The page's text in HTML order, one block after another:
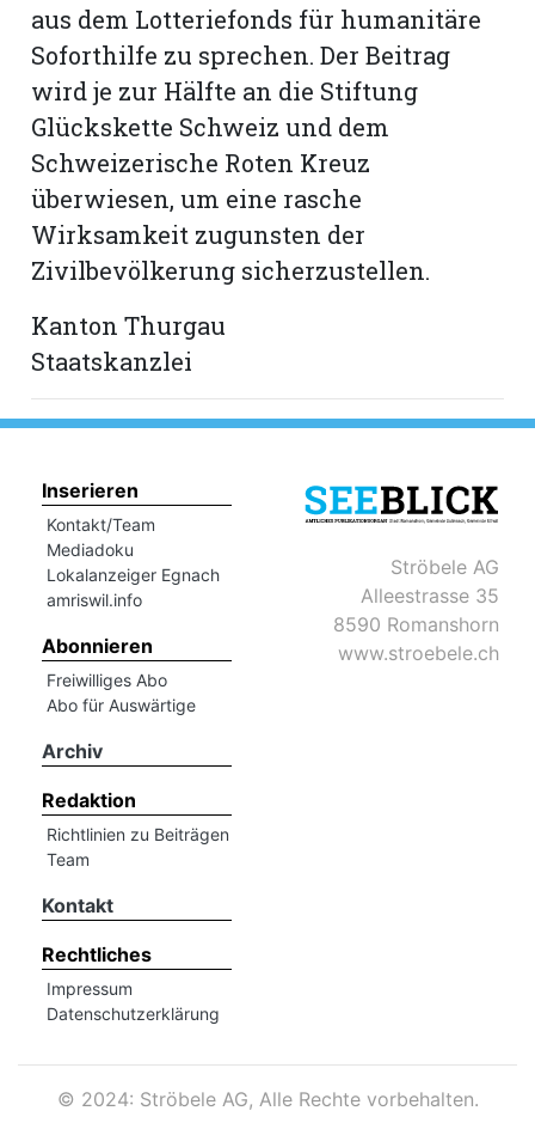
aus dem Lotteriefonds für humanitäre
Soforthilfe zu sprechen. Der Beitrag
wird je zur Hälfte an die Stiftung
Glückskette Schweiz und dem
Schweizerische Roten Kreuz
überwiesen, um eine rasche
Wirksamkeit zugunsten der
Zivilbevölkerung sicherzustellen.
Kanton Thurgau
Staatskanzlei
Inserieren
Kontakt/Team
Mediadoku
Lokalanzeiger Egnach
amriswil.info
Abonnieren
Freiwilliges Abo
Abo für Auswärtige
Archiv
Redaktion
Richtlinien zu Beiträgen
Team
Kontakt
Rechtliches
Impressum
Datenschutzerklärung
Ströbele AG
Alleestrasse 35
8590 Romanshorn
www.stroebele.ch
© 2024: Ströbele AG, Alle Rechte vorbehalten.